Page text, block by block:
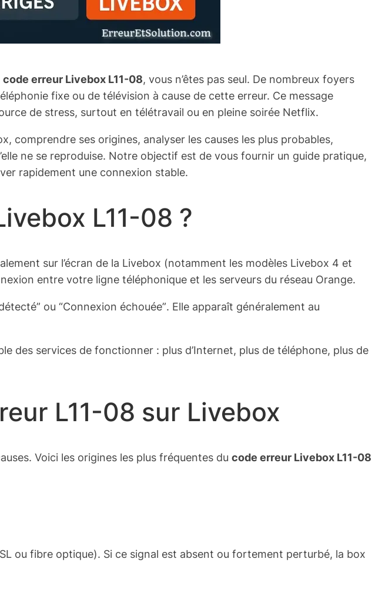
code erreur Livebox L11-08, vous n’êtes pas seul. De nombreux foyers
fixe ou de télévision à cause de cette erreur. Ce message
de stress, surtout en télétravail ou en pleine soirée Netflix.
comprendre ses origines, analyser les causes les plus probables,
ne se reproduise. Notre objectif est de vous fournir un guide pratique,
rapidement une connexion stable.
L11-08 ?
sur l’écran de la Livebox (notamment les modèles Livebox 4 et
entre votre ligne téléphonique et les serveurs du réseau Orange.
ou “Connexion échouée”. Elle apparaît généralement au
des services de fonctionner : plus d’Internet, plus de téléphone, plus de
L11-08 sur Livebox
Voici les origines les plus fréquentes du code erreur Livebox L11-08
ou fibre optique). Si ce signal est absent ou fortement perturbé, la box